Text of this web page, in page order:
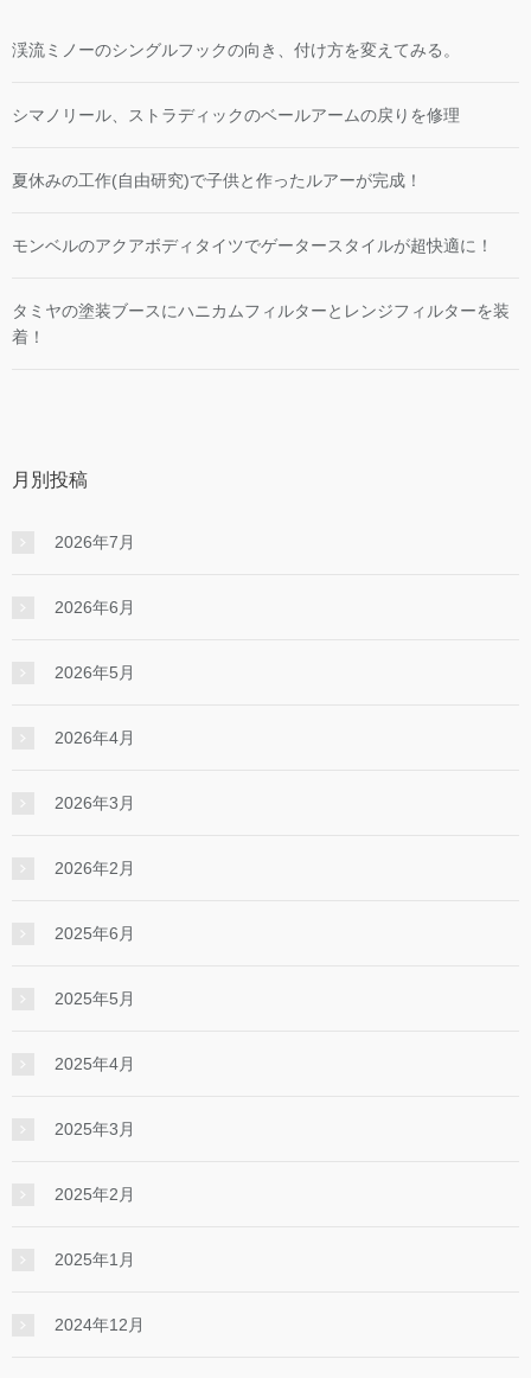
渓流ミノーのシングルフックの向き、付け方を変えてみる。
シマノリール、ストラディックのベールアームの戻りを修理
夏休みの工作(自由研究)で子供と作ったルアーが完成！
モンベルのアクアボディタイツでゲータースタイルが超快適に！
タミヤの塗装ブースにハニカムフィルターとレンジフィルターを装
着！
月別投稿
2026年7月
2026年6月
2026年5月
2026年4月
2026年3月
2026年2月
2025年6月
2025年5月
2025年4月
2025年3月
2025年2月
2025年1月
2024年12月